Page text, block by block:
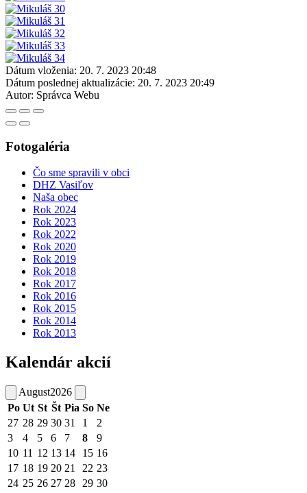
Dátum vloženia: 20. 7. 2023 20:48
Dátum poslednej aktualizácie: 20. 7. 2023 20:49
Autor: Správca Webu
Fotogaléria
Čo sme spravili v obci
DHZ Vasiľov
Naša obec
Rok 2024
Rok 2023
Rok 2022
Rok 2020
Rok 2019
Rok 2018
Rok 2017
Rok 2016
Rok 2015
Rok 2014
Rok 2013
Kalendár akcií
August2026
Po Ut St Št Pia So Ne
27 28 29 30 31 1
2
3
4 5 6 7 8
9
10 11 12 13 14 15 16
17 18 19 20 21 22 23
24 25 26 27 28 29 30